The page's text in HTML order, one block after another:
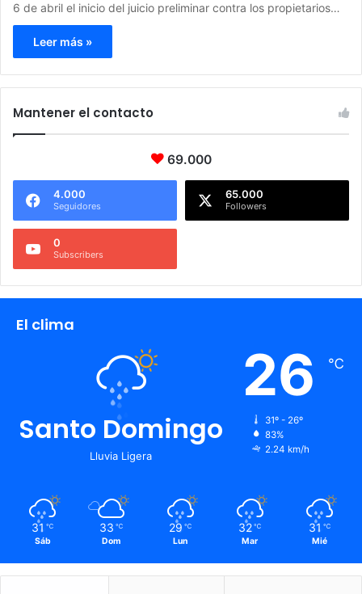
6 de abril el inicio del juicio preliminar contra los propietarios…
Leer más »
Mantener el contacto
69.000
4.000
Seguidores
65.000
Followers
0
Subscribers
El clima
Santo Domingo
Lluvia Ligera
26 ℃
31º - 26º
83%
2.24 km/h
31 ℃
Sáb
33 ℃
Dom
29 ℃
Lun
32 ℃
Mar
31 ℃
Mié